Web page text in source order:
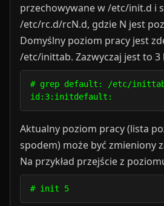
przechowywane w /etc/init.d i
/etc/rc.d/rcN.d, gdzie N jest
Domyślny poziom pracy jest
/etc/inittab. Zazwyczaj jest to 3
# grep
Aktualny poziom pracy (lista
spodem) może być zmieniony
Na przykład przejście z
# init